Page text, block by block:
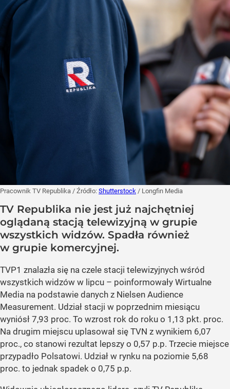
Pracownik TV Republika / Źródło: Shutterstock / Longfin Media
TV Republika nie jest już najchętniej
oglądaną stacją telewizyjną w grupie
wszystkich widzów. Spadła również
w grupie komercyjnej.
TVP1 znalazła się na czele stacji telewizyjnych wśród
wszystkich widzów w lipcu – poinformowały Wirtualne
Media na podstawie danych z Nielsen Audience
Measurement. Udział stacji w poprzednim miesiącu
wyniósł 7,93 proc. To wzrost rok do roku o 1,13 pkt. proc.
Na drugim miejscu uplasował się TVN z wynikiem 6,07
proc., co stanowi rezultat lepszy o 0,57 p.p. Trzecie miejsce
przypadło Polsatowi. Udział w rynku na poziomie 5,68
proc. to jednak spadek o 0,75 p.p.